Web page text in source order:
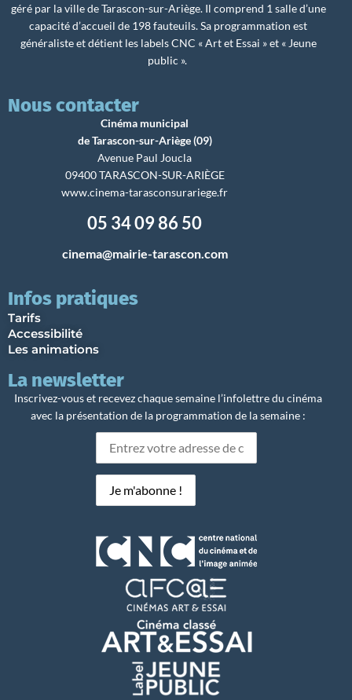
géré par la ville de Tarascon-sur-Ariège. Il comprend 1 salle d’une
capacité d’accueil de 198 fauteuils. Sa programmation est
généraliste et détient les labels CNC « Art et Essai » et « Jeune
public ».
Nous contacter
Cinéma municipal
de Tarascon-sur-Ariège (09)
Avenue Paul Joucla
09400 TARASCON-SUR-ARIÈGE
www.cinema-tarasconsurariege.fr
05 34 09 86 50
cinema@mairie-tarascon.com
Infos pratiques
Tarifs
Accessibilité
Les animations
La newsletter
Inscrivez-vous et recevez chaque semaine l’infolettre du cinéma
avec la présentation de la programmation de la semaine :